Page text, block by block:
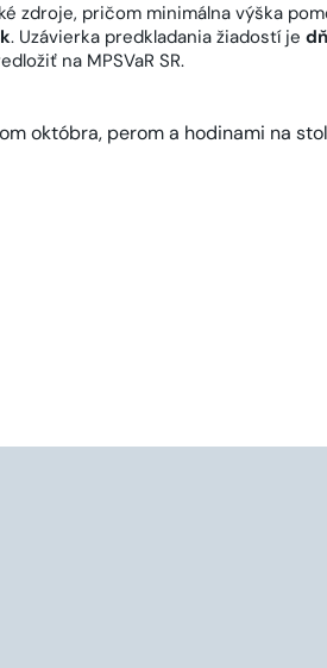
zdroje, pričom minimálna výška
. Uzávierka predkladania žiadostí je
na MPSVaR SR.